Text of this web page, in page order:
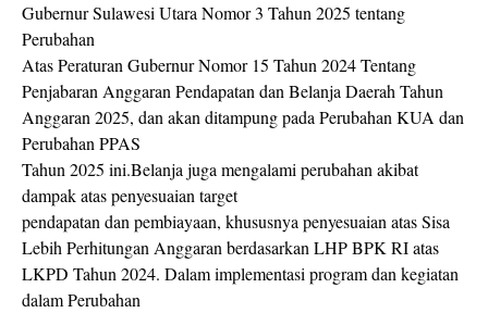
Gubernur Sulawesi Utara Nomor 3 Tahun 2025 tentang
Perubahan
Atas Peraturan Gubernur Nomor 15 Tahun 2024 Tentang
Penjabaran Anggaran Pendapatan dan Belanja Daerah Tahun
Anggaran 2025, dan akan ditampung pada Perubahan KUA dan
Perubahan PPAS
Tahun 2025 ini.Belanja juga mengalami perubahan akibat
dampak atas penyesuaian target
pendapatan dan pembiayaan, khususnya penyesuaian atas Sisa
Lebih Perhitungan Anggaran berdasarkan LHP BPK RI atas
LKPD Tahun 2024. Dalam implementasi program dan kegiatan
dalam Perubahan